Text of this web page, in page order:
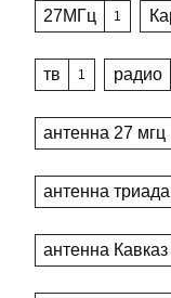
27МГц 1
тв 1 радио
антенна 27 мгц
антенна триада
антенна Кавказ